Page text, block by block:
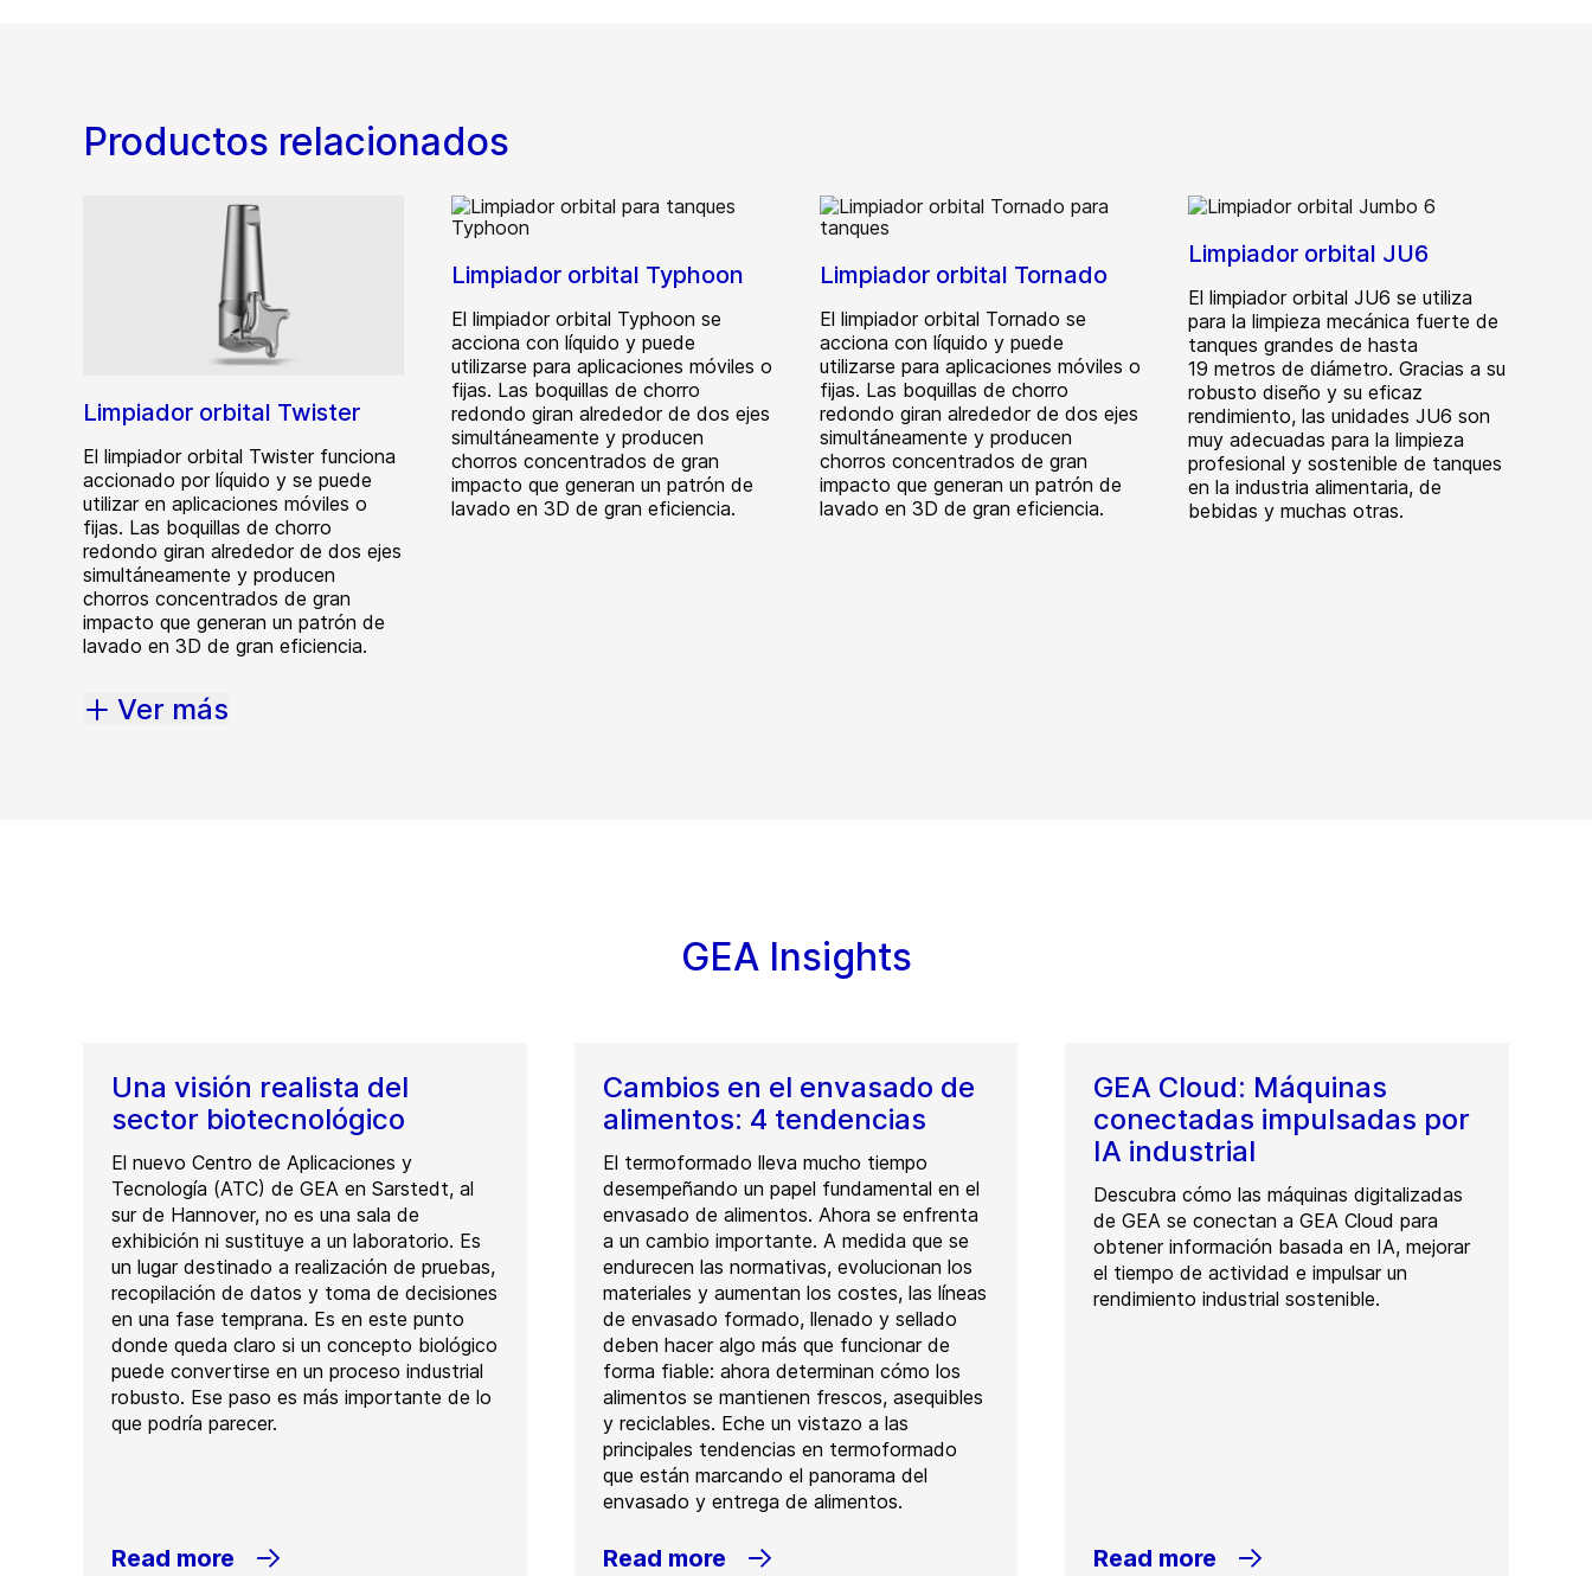
Productos relacionados
Limpiador orbital Twister
El limpiador orbital Twister funciona
accionado por líquido y se puede
utilizar en aplicaciones móviles o
fijas. Las boquillas de chorro
redondo giran alrededor de dos ejes
simultáneamente y producen
chorros concentrados de gran
impacto que generan un patrón de
lavado en 3D de gran eficiencia.
Limpiador orbital Typhoon
El limpiador orbital Typhoon se
acciona con líquido y puede
utilizarse para aplicaciones móviles o
fijas. Las boquillas de chorro
redondo giran alrededor de dos ejes
simultáneamente y producen
chorros concentrados de gran
impacto que generan un patrón de
lavado en 3D de gran eficiencia.
Limpiador orbital Tornado
El limpiador orbital Tornado se
acciona con líquido y puede
utilizarse para aplicaciones móviles o
fijas. Las boquillas de chorro
redondo giran alrededor de dos ejes
simultáneamente y producen
chorros concentrados de gran
impacto que generan un patrón de
lavado en 3D de gran eficiencia.
Limpiador orbital JU6
El limpiador orbital JU6 se utiliza
para la limpieza mecánica fuerte de
tanques grandes de hasta
19 metros de diámetro. Gracias a su
robusto diseño y su eficaz
rendimiento, las unidades JU6 son
muy adecuadas para la limpieza
profesional y sostenible de tanques
en la industria alimentaria, de
bebidas y muchas otras.
Ver más
GEA Insights
Una visión realista del
sector biotecnológico
El nuevo Centro de Aplicaciones y
Tecnología (ATC) de GEA en Sarstedt, al
sur de Hannover, no es una sala de
exhibición ni sustituye a un laboratorio. Es
un lugar destinado a realización de pruebas,
recopilación de datos y toma de decisiones
en una fase temprana. Es en este punto
donde queda claro si un concepto biológico
puede convertirse en un proceso industrial
robusto. Ese paso es más importante de lo
que podría parecer.
Read more
Cambios en el envasado de
alimentos: 4 tendencias
El termoformado lleva mucho tiempo
desempeñando un papel fundamental en el
envasado de alimentos. Ahora se enfrenta
a un cambio importante. A medida que se
endurecen las normativas, evolucionan los
materiales y aumentan los costes, las líneas
de envasado formado, llenado y sellado
deben hacer algo más que funcionar de
forma fiable: ahora determinan cómo los
alimentos se mantienen frescos, asequibles
y reciclables. Eche un vistazo a las
principales tendencias en termoformado
que están marcando el panorama del
envasado y entrega de alimentos.
Read more
GEA Cloud: Máquinas
conectadas impulsadas por
IA industrial
Descubra cómo las máquinas digitalizadas
de GEA se conectan a GEA Cloud para
obtener información basada en IA, mejorar
el tiempo de actividad e impulsar un
rendimiento industrial sostenible.
Read more